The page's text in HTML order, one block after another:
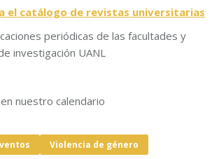
el catálogo de revistas universitarias
periódicas de las facultades y
investigación UANL
nuestro calendario
Violencia de género